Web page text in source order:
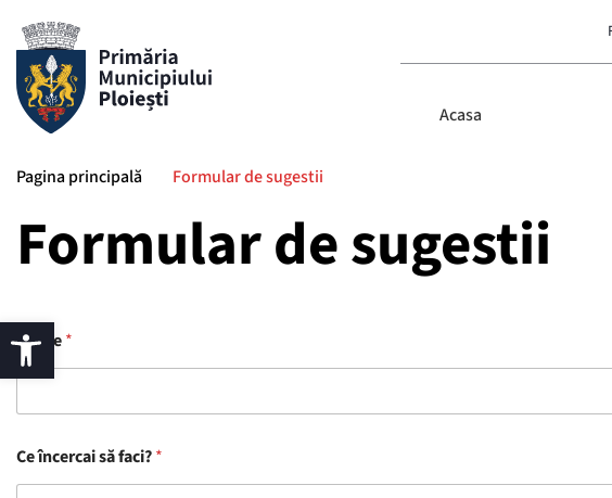
Acasa
Pagina principală Formular de sugestii
Formular de sugestii
Nume*
Ce încercai să faci?*